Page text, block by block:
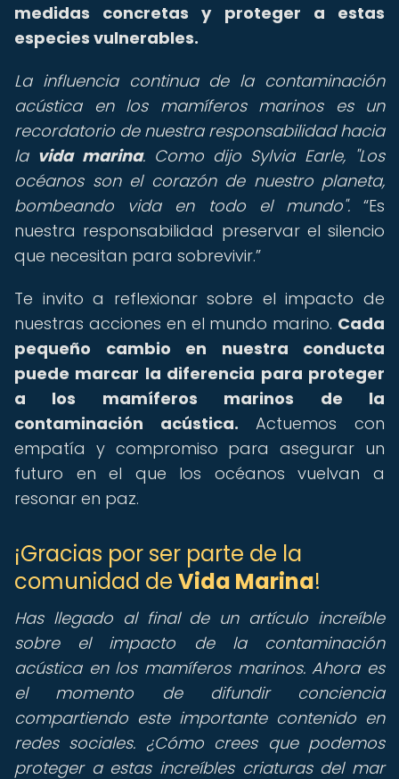
medidas concretas y proteger a estas
especies vulnerables.
La influencia continua de la contaminación
acústica en los mamíferos marinos es un
recordatorio de nuestra responsabilidad hacia
la vida marina. Como dijo Sylvia Earle, "Los
océanos son el corazón de nuestro planeta,
bombeando vida en todo el mundo".
Es
nuestra responsabilidad preservar el silencio
que necesitan para sobrevivir.
Te invito a reflexionar sobre el impacto de
nuestras acciones en el mundo marino. Cada
pequeño cambio en nuestra conducta
puede marcar la diferencia para proteger
a los mamíferos marinos de la
contaminación acústica. Actuemos con
empatía y compromiso para asegurar un
futuro en el que los océanos vuelvan a
resonar en paz.
¡Gracias por ser parte de la
comunidad de Vida Marina!
Has llegado al final de un artículo increíble
sobre el impacto de la contaminación
acústica en los mamíferos marinos. Ahora es
el momento de difundir conciencia
compartiendo este importante contenido en
redes sociales. ¿Cómo crees que podemos
proteger a estas increíbles criaturas del mar